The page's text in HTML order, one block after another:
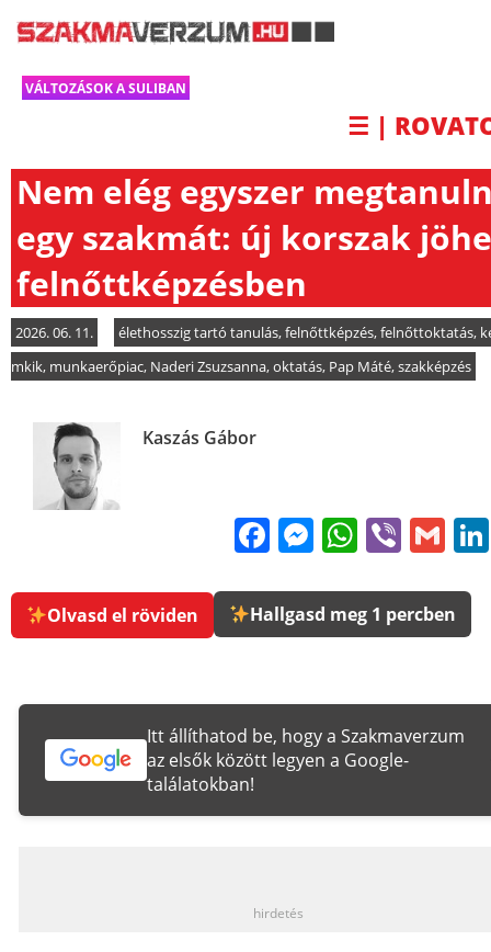
VÁLTOZÁSOK A SULIBAN
☰ |
Nem elég egyszer
egy szakmát: új korszak
felnőttképzésben
2026. 06. 11. élethosszig tartó tanulás,felnőttképzés,felnőttoktatás,
mkik, munkaerőpiac, Naderi Zsuzsanna,oktatás, Pap Máté,szakképzés
Kaszás Gábor
FacebookViber
Olvasd el röviden Hallgasd meg 1 percben
Itt állíthatod be, hogy a Szakmaverzum
az elsők között legyen a Google-
találatokban!
hirdetés